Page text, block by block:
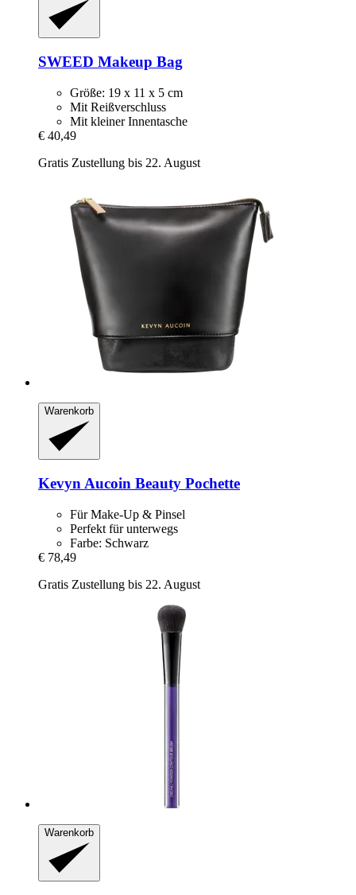
SWEED Makeup Bag
Größe: 19 x 11 x 5 cm
Mit Reißverschluss
Mit kleiner Innentasche
€ 40,49
Gratis Zustellung bis 22. August
Warenkorb
Kevyn Aucoin Beauty Pochette
Für Make-Up & Pinsel
Perfekt für unterwegs
Farbe: Schwarz
€ 78,49
Gratis Zustellung bis 22. August
Warenkorb